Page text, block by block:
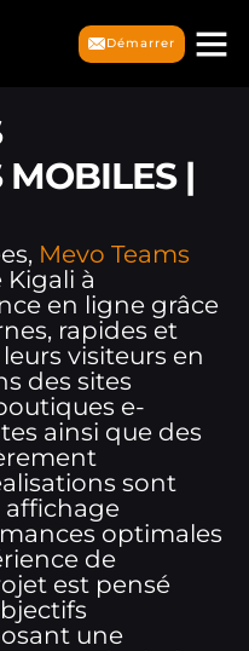
Démarrer
|
Mevo Teams
à
en ligne grâce
rapides et
visiteurs en
des sites
e-
ainsi que des
sont
affichage
optimales
de
est pensé
une